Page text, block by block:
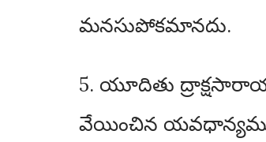
మనసుపోకమానదు.
5. యూదితు
వేయించిన